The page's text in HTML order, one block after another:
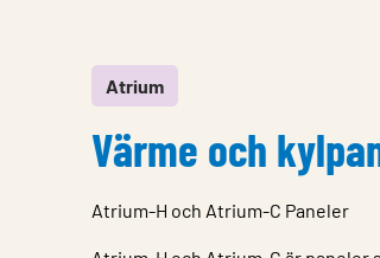
Atrium
Värme och
Atrium-H och Atrium-C Paneler